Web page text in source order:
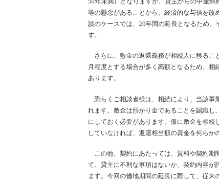
等の懸念があることから、経済的な与信を
談のケースでは、20年間の延長となるため
す。
さらに、敷金の返還義務が相続人に移るこ
月程度とする場合が多く高額となるため、
あります。
恐らくご相談者様は、相続により、当該事
れます。敷金は預かり金であることを認識
にしておく必要があります。仮に敷金を相
していなければ、返還相当額の資金を何ら
この他、契約にあたっては、賃料や契約期
て、貸主に不利な事項はないか、契約内容
ます。今回の借地期間の延長に際して、従